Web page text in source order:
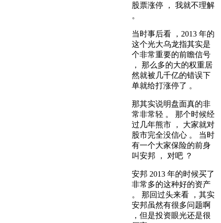
股票涨停 ， 我就不理解
。
当时事后看 ，2013 年的
这个光大乌龙指其实是
个非常重要的前瞻信号
， 那么多的大的权重居
然就被几千亿的错误下
单就给打涨停了 。
那其实说明盘面真的非
常非常轻 。 那个时候经
过几年熊市 ， 大家就对
股市完全没信心 。 当时
有一个大家保险的前身
叫安邦 ， 对吧 ？
安邦 2013 年的时候买了
非常多的这种好的资产
。 那回过头来看 ，其实
安邦虽然有很多问题啊
，但是投资眼光还是很